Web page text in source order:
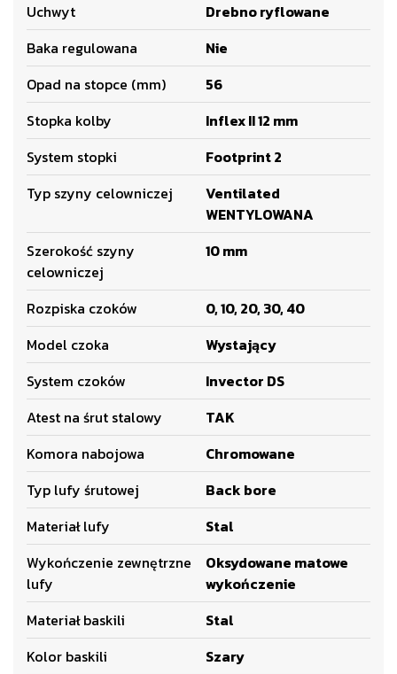
Uchwyt
Drebno ryflowane
Baka regulowana
Nie
Opad na stopce (mm)
56
Stopka kolby
Inflex II 12 mm
System stopki
Footprint 2
Typ szyny celowniczej
Ventilated
WENTYLOWANA
Szerokość szyny
celowniczej
10 mm
Rozpiska czoków
0, 10, 20, 30, 40
Model czoka
Wystający
System czoków
Invector DS
Atest na śrut stalowy
TAK
Komora nabojowa
Chromowane
Typ lufy śrutowej
Back bore
Materiał lufy
Stal
Wykończenie zewnętrzne
lufy
Oksydowane matowe
wykończenie
Materiał baskili
Stal
Kolor baskili
Szary